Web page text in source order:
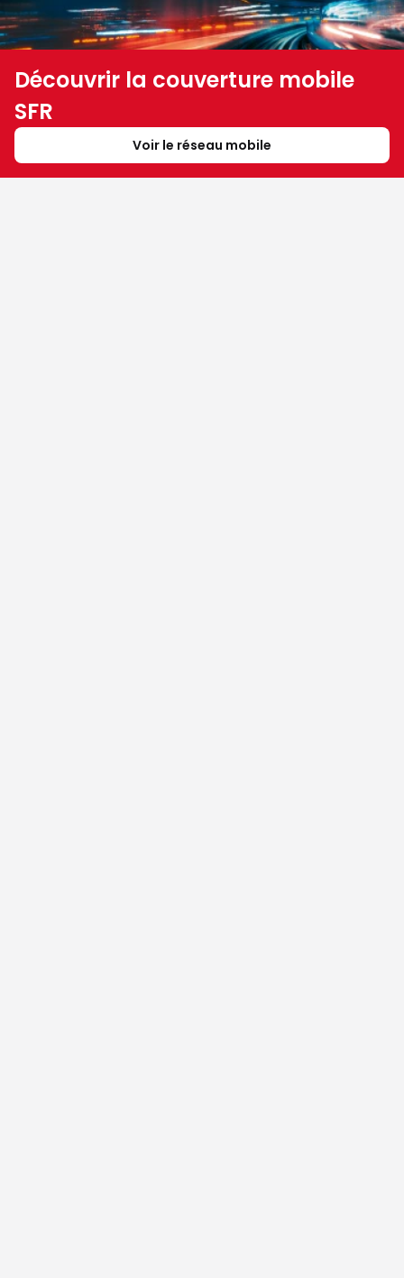
Découvrir la couverture mobile
SFR
Voir le réseau mobile